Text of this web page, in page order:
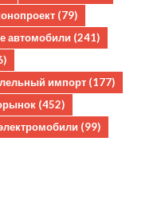
(79)
автомобили (241)
импорт (177)
(452)
(99)